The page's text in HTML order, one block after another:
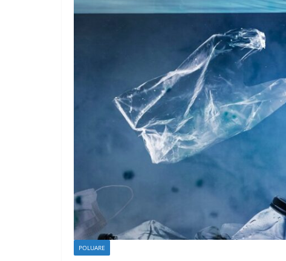
POLUARE
Care sunt
caselor din lemn?